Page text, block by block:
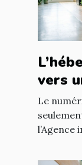
vers
Le
l’Agence